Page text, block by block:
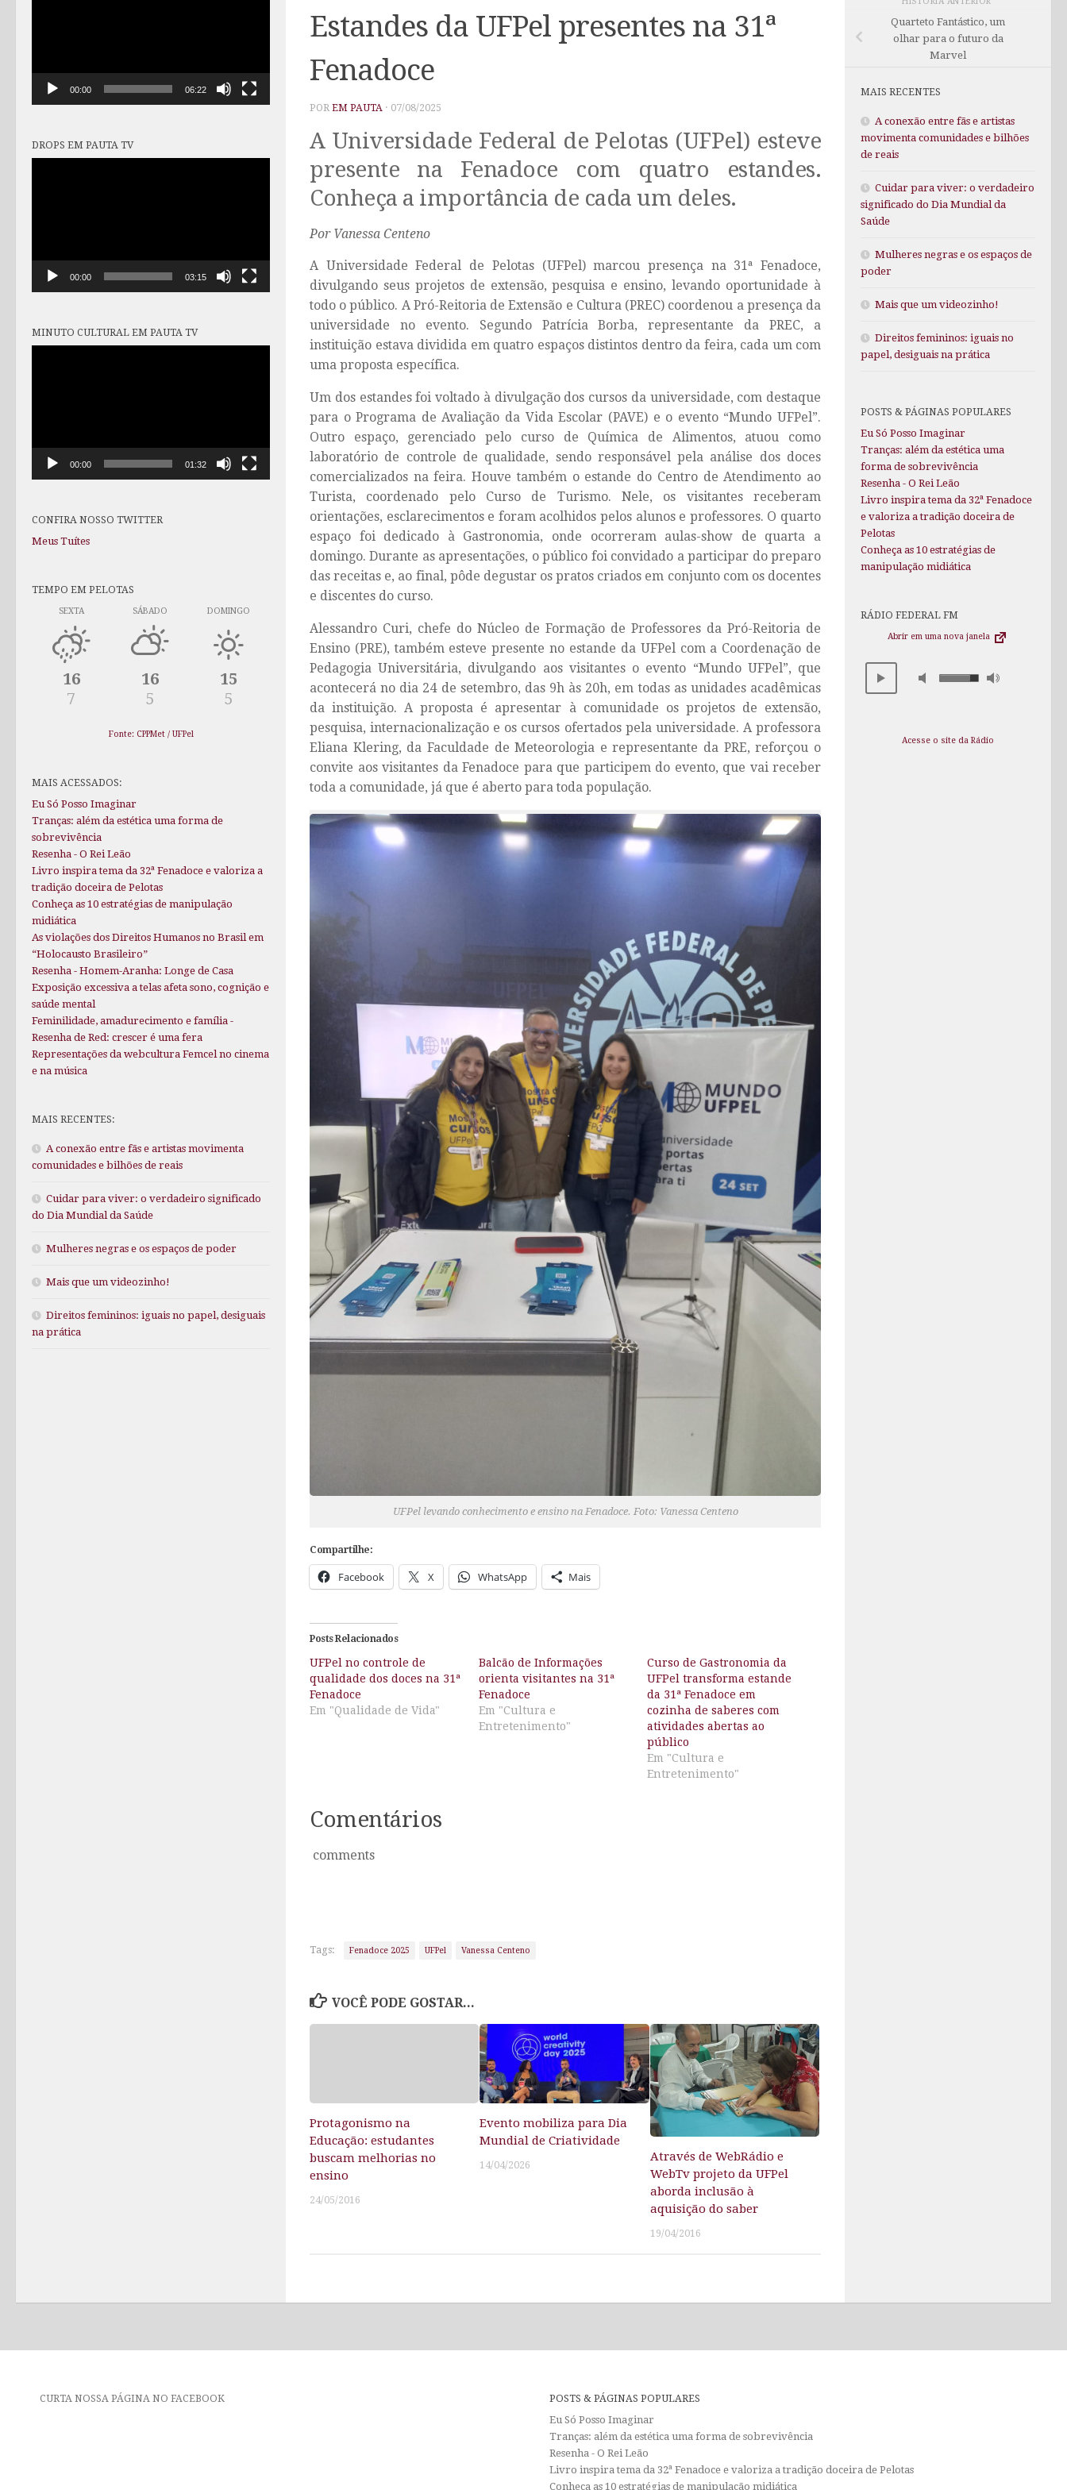
Estandes da UFPel presentes na 31ª
Fenadoce
POR EM PAUTA · 07/08/2025
A Universidade Federal de Pelotas (UFPel) esteve
presente na Fenadoce com quatro estandes.
Conheça a importância de cada um deles.
Por Vanessa Centeno
A Universidade Federal de Pelotas (UFPel) marcou presença na 31ª Fenadoce,
divulgando seus projetos de extensão, pesquisa e ensino, levando oportunidade à
todo o público. A Pró-Reitoria de Extensão e Cultura (PREC) coordenou a presença da
universidade no evento. Segundo Patrícia Borba, representante da PREC, a
instituição estava dividida em quatro espaços distintos dentro da feira, cada um com
uma proposta específica.
Um dos estandes foi voltado à divulgação dos cursos da universidade, com destaque
para o Programa de Avaliação da Vida Escolar (PAVE) e o evento “Mundo UFPel”.
Outro espaço, gerenciado pelo curso de Química de Alimentos, atuou como
laboratório de controle de qualidade, sendo responsável pela análise dos doces
comercializados na feira. Houve também o estande do Centro de Atendimento ao
Turista, coordenado pelo Curso de Turismo. Nele, os visitantes receberam
orientações, esclarecimentos e foram acolhidos pelos alunos e professores. O quarto
espaço foi dedicado à Gastronomia, onde ocorreram aulas-show de quarta a
domingo. Durante as apresentações, o público foi convidado a participar do preparo
das receitas e, ao final, pôde degustar os pratos criados em conjunto com os docentes
e discentes do curso.
Alessandro Curi, chefe do Núcleo de Formação de Professores da Pró-Reitoria de
Ensino (PRE), também esteve presente no estande da UFPel com a Coordenação de
Pedagogia Universitária, divulgando aos visitantes o evento “Mundo UFPel”, que
acontecerá no dia 24 de setembro, das 9h às 20h, em todas as unidades acadêmicas
da instituição. A proposta é apresentar à comunidade os projetos de extensão,
pesquisa, internacionalização e os cursos ofertados pela universidade. A professora
Eliana Klering, da Faculdade de Meteorologia e representante da PRE, reforçou o
convite aos visitantes da Fenadoce para que participem do evento, que vai receber
toda a comunidade, já que é aberto para toda população.
UFPel levando conhecimento e ensino na Fenadoce. Foto: Vanessa Centeno
Compartilhe:
Facebook X WhatsApp Mais
Posts Relacionados
UFPel no controle de
qualidade dos doces na 31ª
Fenadoce
Em "Qualidade de Vida"
Balcão de Informações
orienta visitantes na 31ª
Fenadoce
Em "Cultura e
Entretenimento"
Curso de Gastronomia da
UFPel transforma estande
da 31ª Fenadoce em
cozinha de saberes com
atividades abertas ao
público
Em "Cultura e
Entretenimento"
Comentários
comments
Tags: Fenadoce 2025 UFPel Vanessa Centeno
VOCÊ PODE GOSTAR...
Protagonismo na
Educação: estudantes
buscam melhorias no
ensino
24/05/2016
Evento mobiliza para Dia
Mundial de Criatividade
14/04/2026
Através de WebRádio e
WebTv projeto da UFPel
aborda inclusão à
aquisição do saber
19/04/2016
00:00 06:22
DROPS EM PAUTA TV
00:00 03:15
MINUTO CULTURAL EM PAUTA TV
00:00 01:32
CONFIRA NOSSO TWITTER
Meus Tuítes
TEMPO EM PELOTAS
SEXTA
16
7
SÁBADO
16
5
DOMINGO
15
5
Fonte: CPPMet / UFPel
MAIS ACESSADOS:
Eu Só Posso Imaginar
Tranças: além da estética uma forma de
sobrevivência
Resenha - O Rei Leão
Livro inspira tema da 32ª Fenadoce e valoriza a
tradição doceira de Pelotas
Conheça as 10 estratégias de manipulação
midiática
As violações dos Direitos Humanos no Brasil em
“Holocausto Brasileiro”
Resenha - Homem-Aranha: Longe de Casa
Exposição excessiva a telas afeta sono, cognição e
saúde mental
Feminilidade, amadurecimento e família -
Resenha de Red: crescer é uma fera
Representações da webcultura Femcel no cinema
e na música
MAIS RECENTES:
A conexão entre fãs e artistas movimenta
comunidades e bilhões de reais
Cuidar para viver: o verdadeiro significado
do Dia Mundial da Saúde
Mulheres negras e os espaços de poder
Mais que um videozinho!
Direitos femininos: iguais no papel, desiguais
na prática
Quarteto Fantástico, um
olhar para o futuro da
Marvel
MAIS RECENTES
A conexão entre fãs e artistas
movimenta comunidades e bilhões
de reais
Cuidar para viver: o verdadeiro
significado do Dia Mundial da
Saúde
Mulheres negras e os espaços de
poder
Mais que um videozinho!
Direitos femininos: iguais no
papel, desiguais na prática
POSTS & PÁGINAS POPULARES
Eu Só Posso Imaginar
Tranças: além da estética uma
forma de sobrevivência
Resenha - O Rei Leão
Livro inspira tema da 32ª Fenadoce
e valoriza a tradição doceira de
Pelotas
Conheça as 10 estratégias de
manipulação midiática
RÁDIO FEDERAL FM
Abrir em uma nova janela
Acesse o site da Rádio
CURTA NOSSA PÁGINA NO FACEBOOK
POSTS & PÁGINAS POPULARES
Eu Só Posso Imaginar
Tranças: além da estética uma forma de sobrevivência
Resenha - O Rei Leão
Livro inspira tema da 32ª Fenadoce e valoriza a tradição doceira de Pelotas
Conheça as 10 estratégias de manipulação midiática